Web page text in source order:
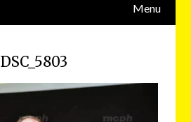
Menu
DSC_5803